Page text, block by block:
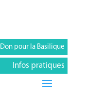
Don pour la Basilique
Infos pratiques